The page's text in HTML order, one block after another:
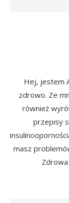
Hej, jestem
zdrowo. Ze
również
przepisy
masz